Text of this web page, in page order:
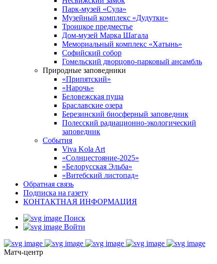
Парк-музей «Сула»
Музейный комплекс «Дудутки»
Троицкое предместье
Дом-музей Марка Шагала
Мемориальный комплекс «Хатынь»
Софийский собор
Гомельский дворцово-парковый ансамбль
Природные заповедники
«Припятский»
«Нарочь»
Беловежская пуща
Браславские озера
Березинский биосферный заповедник
Полесский радиационно-экологический
заповедник
События
Viva Kola Art
«Солнцестояние-2025»
«Белорусская Эльба»
«Витебский листопад»
Обратная связь
Подписка на газету
КОНТАКТНАЯ ИНФОРМАЦИЯ
Поиск
Войти
Матч-центр